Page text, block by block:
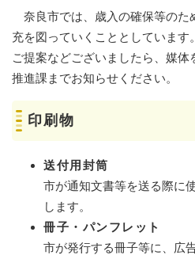
奈良市では、歳入の確保等のた
充を図っていくこととしています
ご提案などございましたら、媒
推進課までお知らせください。
印刷物
送付用封筒
市が通知文書等を送る際に
します。
冊子・パンフレット
市が発行する冊子等に、広